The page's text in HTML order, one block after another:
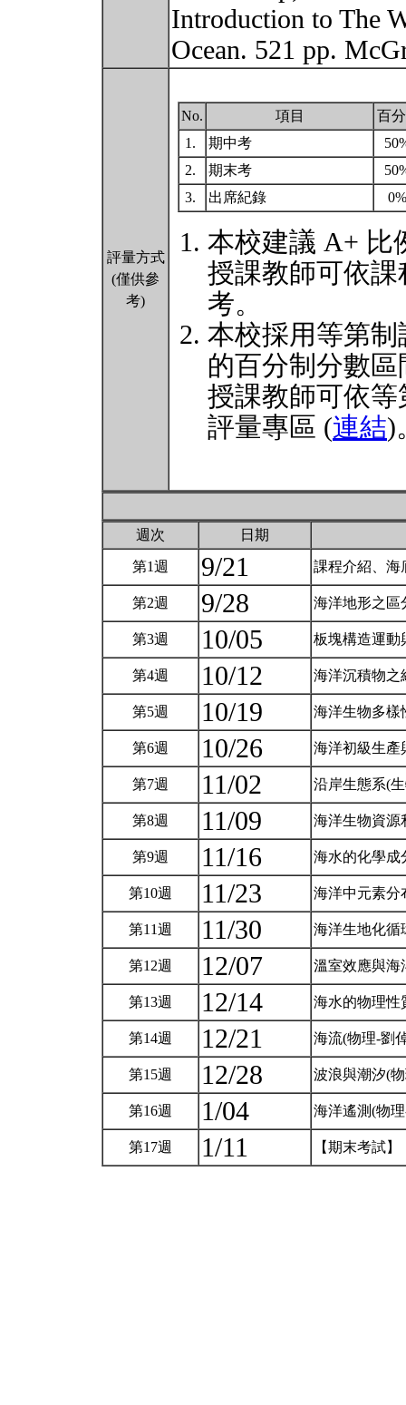
Introduction to The
Ocean. 521 pp.
評量方式
(僅供參
考)
No. 項目
百
1.
期中考
2.
期末考
3.
出席紀錄
本校建議 A+ 比
授課教師可依
考。
本校採用等第
的百分制分數
授課教師可依
評量專區 (連結)
週次 日期
第1週 9/21 課程介紹、
第2週 9/28 海洋地形之區
第3週 10/05 板塊構造運
第4週 10/12 海洋沉積物之
第5週 10/19 海洋生物多
第6週 10/26 海洋初級生產
第7週 11/02 沿岸生態系(
第8週 11/09 海洋生物資源
第9週 11/16 海水的化學成
第10週 11/23 海洋中元素分
第11週 11/30 海洋生地化
第12週 12/07 溫室效應與
第13週 12/14 海水的物理性
第14週 12/21 海流(物理-劉
第15週 12/28 波浪與潮汐(
第16週 1/04 海洋遙測(物
第17週 1/11 【期末考試】